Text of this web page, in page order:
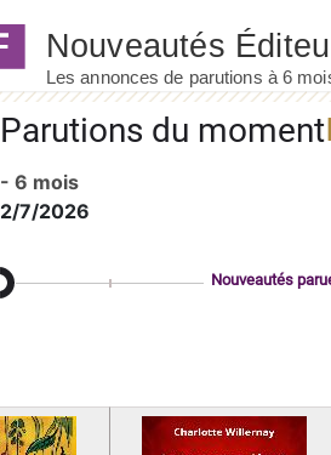
Parutions du moment
- 6 mois
2/7/2026
Nouveautés